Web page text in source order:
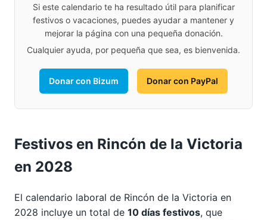
Si este calendario te ha resultado útil para planificar
festivos o vacaciones, puedes ayudar a mantener y
mejorar la página con una pequeña donación.
Cualquier ayuda, por pequeña que sea, es bienvenida.
Donar con Bizum Donar con PayPal
Festivos en Rincón de la Victoria
en 2028
El calendario laboral de Rincón de la Victoria en
2028 incluye un total de 10 días festivos, que